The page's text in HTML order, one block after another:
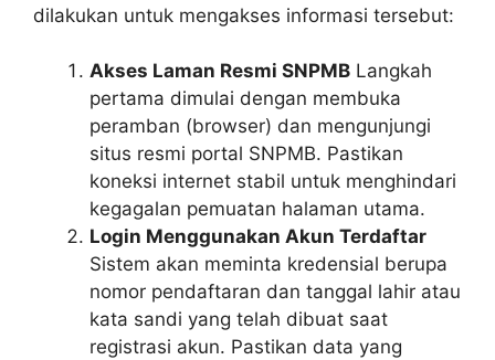
dilakukan untuk mengakses informasi tersebut:
Akses Laman Resmi SNPMB Langkah
pertama dimulai dengan membuka
peramban (browser) dan mengunjungi
situs resmi portal SNPMB. Pastikan
koneksi internet stabil untuk menghindari
kegagalan pemuatan halaman utama.
Login Menggunakan Akun Terdaftar
Sistem akan meminta kredensial berupa
nomor pendaftaran dan tanggal lahir atau
kata sandi yang telah dibuat saat
registrasi akun. Pastikan data yang